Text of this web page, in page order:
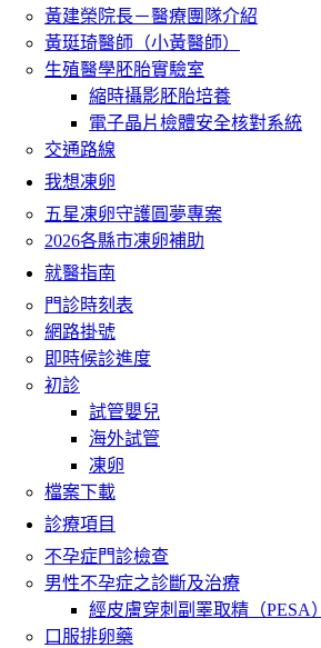
黃建榮院長－醫療團隊介紹
黃珽琦醫師（小黃醫師）
生殖醫學胚胎實驗室
縮時攝影胚胎培養
電子晶片檢體安全核對系統
交通路線
我想凍卵
五星凍卵守護圓夢專案
2026各縣市凍卵補助
就醫指南
門診時刻表
網路掛號
即時候診進度
初診
試管嬰兒
海外試管
凍卵
檔案下載
診療項目
不孕症門診檢查
男性不孕症之診斷及治療
經皮膚穿刺副睪取精（PESA）
口服排卵藥